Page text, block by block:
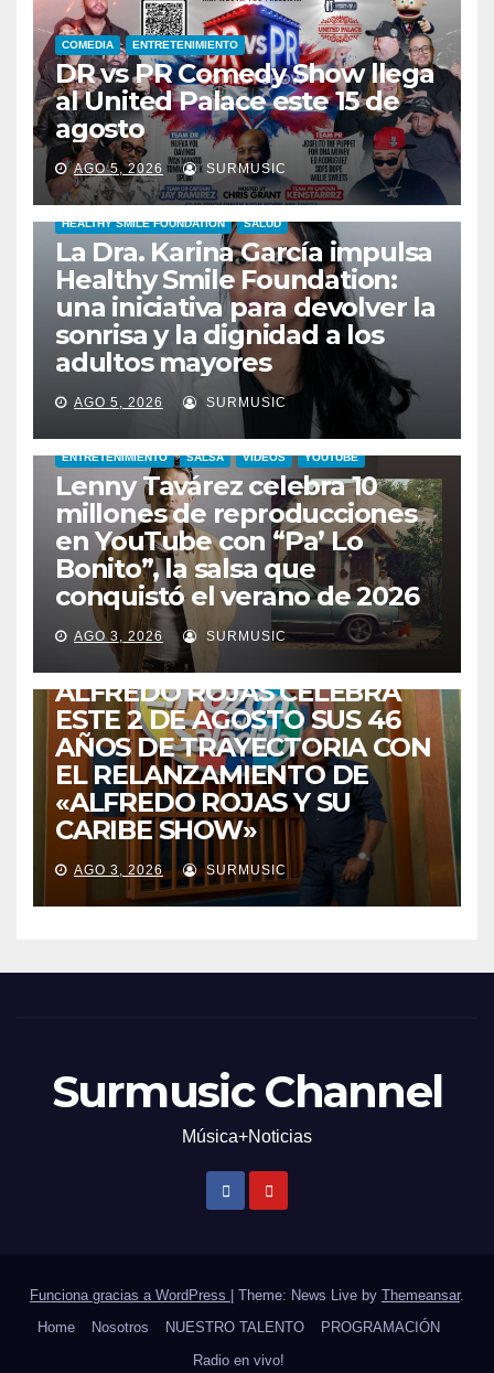
COMEDIA ENTRETENIMIENTO
DR vs PR Comedy Show llega
al United Palace este 15 de
agosto
AGO 5, 2026 SURMUSIC
HEALTHY SMILE FOUNDATION SALUD
La Dra. Karina García impulsa
Healthy Smile Foundation:
una iniciativa para devolver la
sonrisa y la dignidad a los
adultos mayores
AGO 5, 2026 SURMUSIC
ENTRETENIMIENTO SALSA VIDEOS YOUTUBE
Lenny Tavárez celebra 10
millones de reproducciones
en YouTube con “Pa’ Lo
Bonito”, la salsa que
conquistó el verano de 2026
AGO 3, 2026 SURMUSIC
CABIMAS ENTRETENIMIENTO TALENTO ZULIANO
VENEZUELA
DE VUELTA A CASA:
ALFREDO ROJAS CELEBRA
ESTE 2 DE AGOSTO SUS 46
AÑOS DE TRAYECTORIA CON
EL RELANZAMIENTO DE
«ALFREDO ROJAS Y SU
CARIBE SHOW»
AGO 3, 2026 SURMUSIC
Surmusic Channel
Música+Noticias
Funciona gracias a WordPress Theme: News Live by Themeansar.
Home
Nosotros NUESTRO TALENTO
PROGRAMACIÓN
Radio en vivo!